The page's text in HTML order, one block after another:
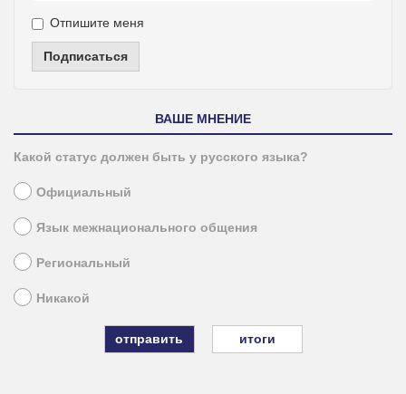
Отпишите меня
Подписаться
ВАШЕ МНЕНИЕ
Какой статус должен быть у русского языка?
Официальный
Язык межнационального общения
Региональный
Никакой
итоги